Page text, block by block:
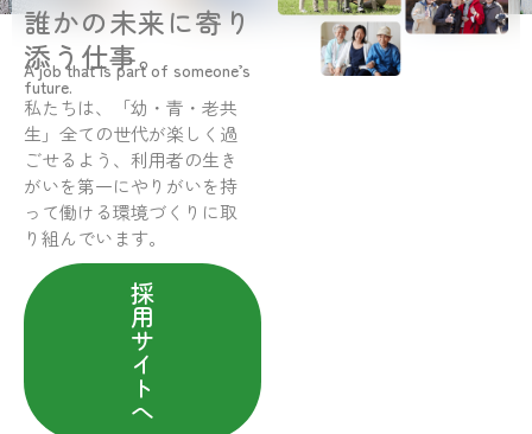
誰かの未来に寄り
添う仕事。
A job that is part of someone’s
future.
私たちは、「幼・青・老共
生」全ての世代が楽しく過
ごせるよう、利用者の生き
がいを第一にやりがいを持
って働ける環境づくりに取
り組んでいます。
採
用
サ
イ
ト
へ